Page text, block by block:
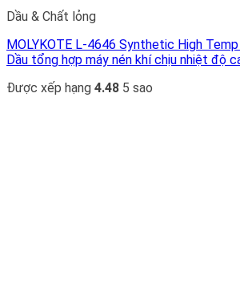
Dầu & Chất lỏng
MOLYKOTE L-4646 Synthetic High
Dầu tổng hợp máy nén khí chịu nhiệt độ
Được xếp hạng 4.48 5 sao